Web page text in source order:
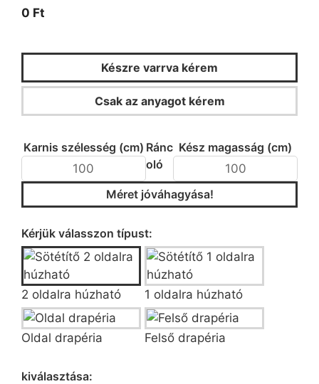
0 Ft
Készre varrva kérem
Csak az anyagot kérem
Karnis szélesség (cm) Kész magasság (cm)
Méret jóváhagyása!
Kérjük válasszon típust:
2 oldalra húzható 1 oldalra húzható
Oldal drapéria
Felső drapéria
Ránc
oló
kiválasztása: